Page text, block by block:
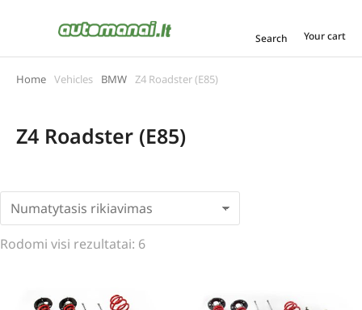
Search Your cart
You are here:
Home Vehicles BMW Z4 Roadster (E85)
Z4 Roadster (E85)
Rodomi visi rezultatai: 6